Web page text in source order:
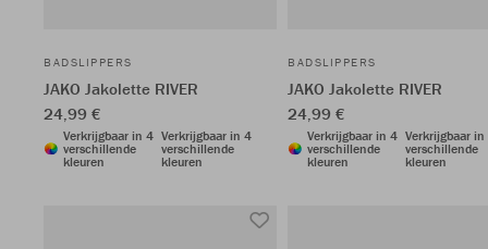
BADSLIPPERS
JAKO Jakolette RIVER
24,99 €
Verkrijgbaar in 4
verschillende
kleuren
Verkrijgbaar in 4
verschillende
kleuren
BADSLIPPERS
JAKO Jakolette RIVER
24,99 €
Verkrijgbaar in 4
verschillende
kleuren
Verkrijgbaar in
verschillende
kleuren